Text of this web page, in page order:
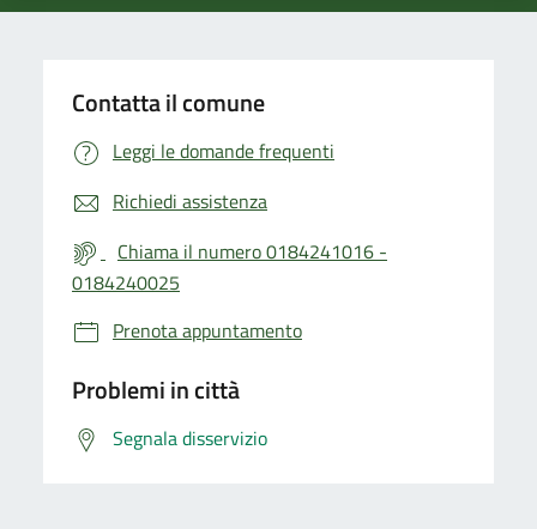
Contatta il comune
Leggi le domande frequenti
Richiedi assistenza
Chiama il numero 0184241016 -
0184240025
Prenota appuntamento
Problemi in città
Segnala disservizio